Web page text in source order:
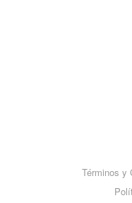
Términos y